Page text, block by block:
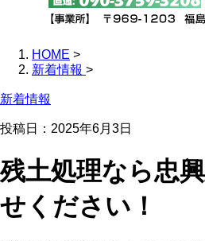
HOME >
新着情報 >
新着情報
投稿日： 2025年6月3日
残土処理なら忠
せください！